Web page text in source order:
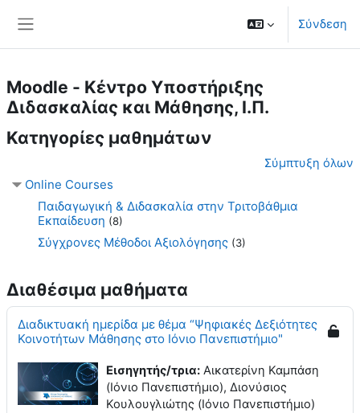
Σύνδεση
Moodle - Κέντρο Υποστήριξης
Διδασκαλίας και Μάθησης, Ι.Π.
Κατηγορίες μαθημάτων
Σύμπτυξη όλων
Online Courses
Παιδαγωγική & Διδασκαλία στην Τριτοβάθμια
Εκπαίδευση (8)
Σύγχρονες Μέθοδοι Αξιολόγησης (3)
Διαθέσιμα μαθήματα
Διαδικτυακή ημερίδα με θέμα “Ψηφιακές Δεξιότητες
Κοινοτήτων Μάθησης στο Ιόνιο Πανεπιστήμιο"
Εισηγητής/τρια: Αικατερίνη Καμπάση
(Ιόνιο Πανεπιστήμιο), Διονύσιος
Κουλουγλιώτης (Ιόνιο Πανεπιστήμιο)